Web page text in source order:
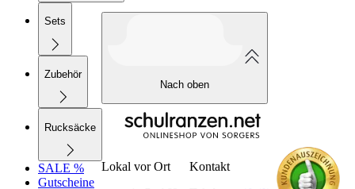
Sets
Zubehör
Rucksäcke
SALE %
Gutscheine
Nach oben
Lokal vor Ort
Kontakt